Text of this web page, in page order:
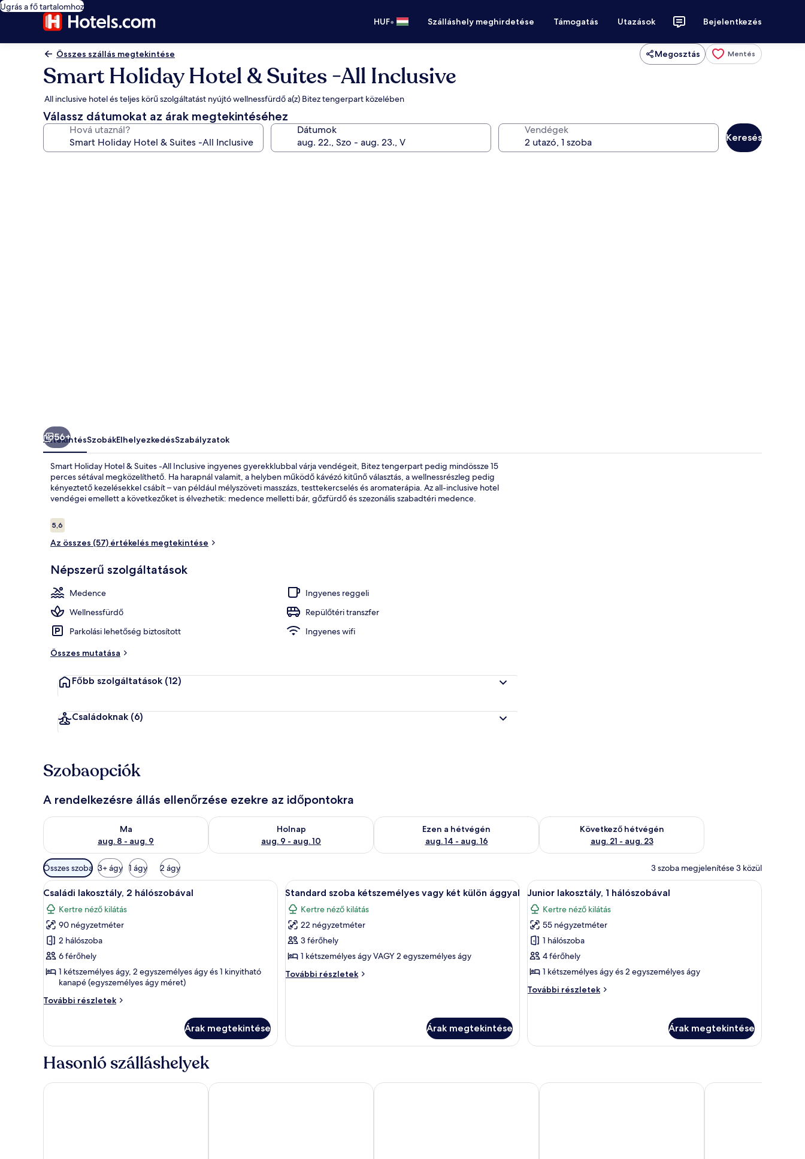
Ugrás a fő tartalomhoz
HUF• Szálláshely meghirdetése Támogatás Utazások Bejelentkezés
Összes szállás megtekintése Megosztás Mentés
Smart Holiday Hotel & Suites -All Inclusive
All inclusive hotel és teljes körű szolgáltatást nyújtó wellnessfürdő a(z) Bitez tengerpart közelében
Válassz dátumokat az árak megtekintéséhez
Hová utaznál? Dátumok Vendégek
Keresés
56+
ÁttekintésSzobákElhelyezkedésSzabályzatok
Smart Holiday Hotel & Suites -All Inclusive ingyenes gyerekklubbal várja vendégeit, Bitez tengerpart pedig mindössze 15
perces sétával megközelíthető. Ha harapnál valamit, a helyben működő kávézó kitűnő választás, a wellnessrészleg pedig
kényeztető kezelésekkel csábít – van például mélyszöveti masszázs, testtekercselés és aromaterápia. Az all-inclusive hotel
vendégei emellett a következőket is élvezhetik: medence melletti bár, gőzfürdő és szezonális szabadtéri medence.
Értékelések
5,65,6 ennyiből: 10
Az összes (57) értékelés megtekintése
Népszerű szolgáltatások
Medence
Ingyenes reggeli
Wellnessfürdő
Repülőtéri transzfer
Parkolási lehetőség biztosított
Ingyenes wifi
Összes mutatása
Főbb szolgáltatások (12)
Családoknak (6)
Szobaopciók
A rendelkezésre állás ellenőrzése ezekre az időpontokra
Ma
aug. 8 - aug. 9
A ma esti rendelkezésre állás ellenőrzése: aug. 8 - aug. 9
Holnap
aug. 9 - aug. 10
A holnapi rendelkezésre állás ellenőrzése: aug. 9 - aug. 10
Ezen a hétvégén
aug. 14 - aug. 16
A mostani hétvégi rendelkezésre állás ellenőrzése: aug. 14 - aug. 16
Következő hétvégén
aug. 21 - aug. 23
A következő hétvégi rendelkezésre állás ellenőrzése: aug. 21
Szobákhoz
rendelkezésre
álló
szűrők
Összes szoba 3+ ágy 1 ágy 2 ágy 3 szoba megjelenítése 3 közül
A
következő
szoba
összes
képének
megtekintése:
Családi
lakosztály,
2
Családi lakosztály, 2 hálószobával | Prémium ágynemű és ágynemű
8
Családi lakosztály, 2 hálószobával
Kertre néző kilátás
90 négyzetméter
2 hálószoba
6 férőhely
1 kétszemélyes ágy, 2 egyszemélyes ágy és 1 kinyitható
kanapé (egyszemélyes ágy méret)
További részletek
Családi
további
Árak megtekintése
A
következő
szoba
összes
képének
megtekintése:
Standard
szoba
külön
Standard szoba kétszemélyes vagy két külön ággyal | Prémium ágynemű és ágynemű
14
Standard szoba kétszemélyes vagy két külön ággyal
Kertre néző kilátás
22 négyzetméter
3 férőhely
1 kétszemélyes ágy VAGY 2 egyszemélyes ágy
További részletek
Standard
ággyal
további
Árak megtekintése
A
következő
szoba
összes
képének
megtekintése:
Junior
1
10
Junior lakosztály, 1 hálószobával
Kertre néző kilátás
55 négyzetméter
1 hálószoba
4 férőhely
1 kétszemélyes ágy és 2 egyszemélyes ágy
További részletek
Junior
részletei
Árak megtekintése
Hasonló szálláshelyek
Hotel Bleu Nuit Bodrum Bodrum Beach Resort The Lume Boutique Hotel & Restaurant & Spa
m2 otel Maison 48 Apart Hotel